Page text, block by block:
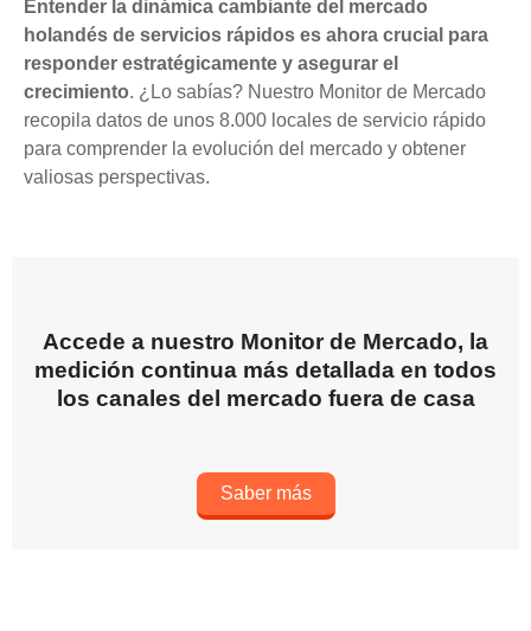
Entender la dinámica cambiante del mercado
holandés de servicios rápidos es ahora crucial para
responder estratégicamente y asegurar el
crecimiento. ¿Lo sabías? Nuestro Monitor de Mercado
recopila datos de unos 8.000 locales de servicio rápido
para comprender la evolución del mercado y obtener
valiosas perspectivas.
Accede a nuestro Monitor de Mercado, la
medición continua más detallada en todos
los canales del mercado fuera de casa
Saber más